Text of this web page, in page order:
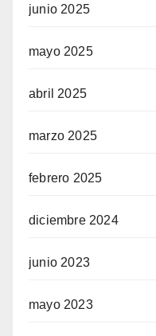
junio 2025
mayo 2025
abril 2025
marzo 2025
febrero 2025
diciembre 2024
junio 2023
mayo 2023